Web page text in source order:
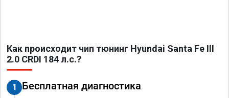
Как происходит чип тюнинг Hyundai Santa Fe III
2.0 CRDI 184 л.с.?
1 Бесплатная диагностика